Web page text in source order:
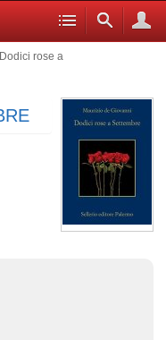
Dodici rose a